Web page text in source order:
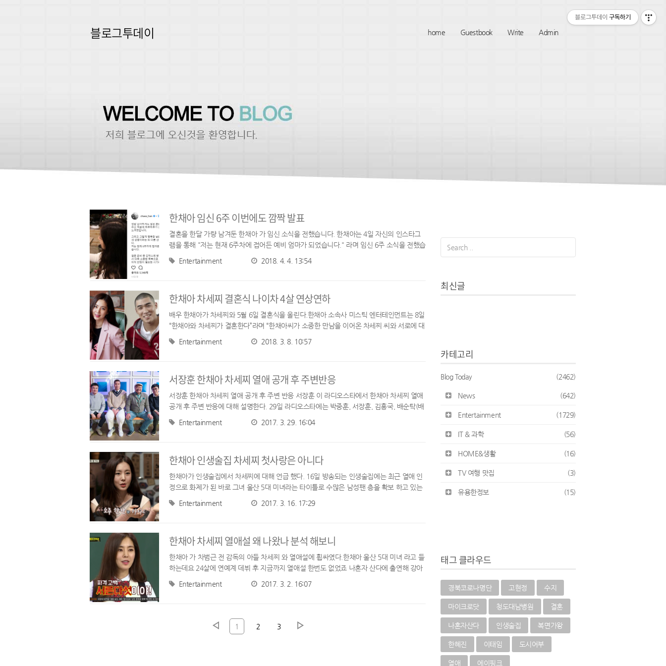
블로그투데이 home Guestbook Write Admin
한채아 임신 6주 이번에도 깜짝 발표
결혼을 한달 가량 남겨둔 한채아 가 임신 소식을 전했습니다. 한채아는 4일 자신의 인스타그
램을 통해 "저는 현재 6주차에 접어든 예비 엄마가 되었습니다." 라며 임신 6주 소식을 전했습
Entertainment 2018. 4. 4. 13:54
한채아 차세찌 결혼식 나이차 4살 연상연하
배우 한채아가 차세찌와 5월 6일 결혼식을 올린다.한채아 소속사 미스틱 엔터테인먼트는 8일
“한채아와 차세찌가 결혼한다”라며 “한채아씨가 소중한 만남을 이어온 차세찌 씨와 서로에 대
Entertainment 2018. 3. 8. 10:57
서장훈 한채아 차세찌 열애 공개 후 주변반응
서장훈 한채아 차세찌 열애 공개 후 주변 반응 서장훈 이 라디오스타에서 한채아 차세찌 열애
공개 후 주변 반응에 대해 설명한다. 29일 라디오스타에는 박중훈, 서장훈, 김흥국, 배순탁(배
Entertainment 2017. 3. 29. 16:04
한채아 인생술집 차세찌 첫사랑은 아니다
한채아가 인생술집에서 차세찌에 대해 언급 했다. 16일 방송되는 인생술집에는 최근 열애 인
정으로 화제가 된 바로 그녀 울산 5대 미녀라는 타이틀로 수많은 남성팬 층을 확보 하고 있는
Entertainment 2017. 3. 16. 17:29
한채아 차세찌 열애설 왜 나왔나 분석 해보니
한채아 가 차범근 전 감독의 아들 차세찌 와 열애설에 휩싸였다.한채아 울산 5대 미녀 라고 들
하는데요 24살에 연예계 데뷔 후 지금까지 열애설 한번도 없었죠 나혼자 산다에 출연해 강아
Entertainment 2017. 3. 2. 16:07
1 2 3
최신글
카테고리
Blog Today (2462)
News (642)
Entertainment (1729)
IT & 과학 (56)
HOME&생활 (16)
TV 여행 맛집 (3)
유용한정보 (15)
태그 클라우드
경북코로나명단 고현정 수지
마이크로닷 청도대남병원 결혼
나혼자산다 인생술집 복면가왕
한혜진 이태임 도시어부
열애 에이핑크
블로그투데이 구독하기